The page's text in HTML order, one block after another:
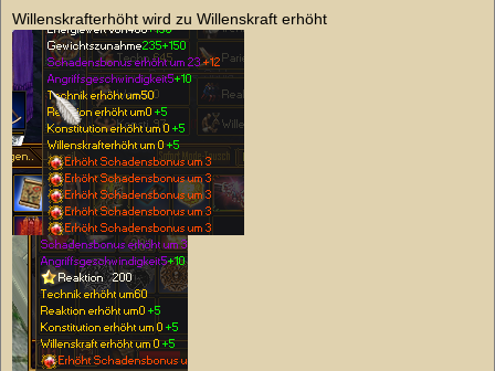
Willenskrafterhöht wird zu Willenskraft erhöht